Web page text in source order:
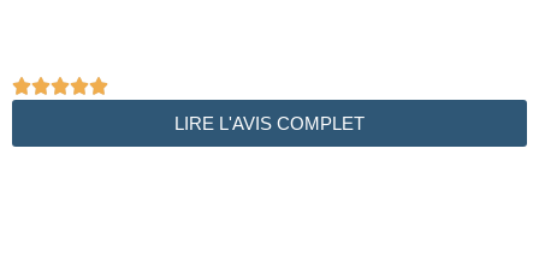

LIRE L'AVIS COMPLET